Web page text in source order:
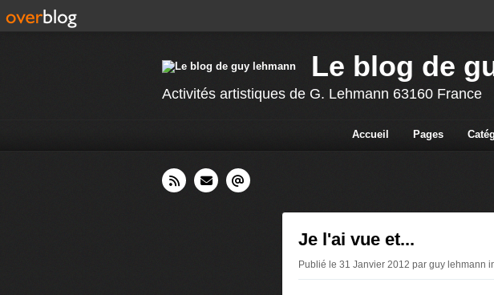
Le blog de
Activités artistiques de G. Lehmann 63160 France
Accueil Pages
Je l'ai vue et...
Publié le 31 Janvier 2012 par guy lehmann